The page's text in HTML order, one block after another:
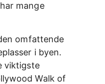
mange
omfattende
i byen.
viktigste
Walk of